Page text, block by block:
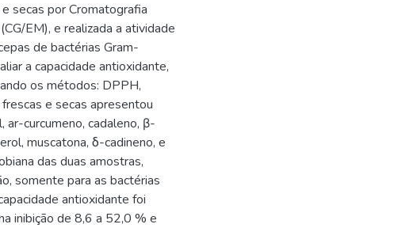
secas por Cromatografia
EM), e realizada a atividade
de bactérias Gram-
a capacidade antioxidante,
os métodos: DPPH,
e secas apresentou
curcumeno, cadaleno, β-
muscatona, δ-cadineno, e
das duas amostras,
somente para as bactérias
antioxidante foi
inibição de 8,6 a 52,0 % e